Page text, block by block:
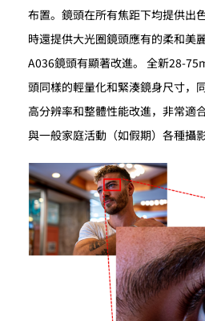
布置。鏡頭在所有焦距下均提供出
時還提供大光圈鏡頭應有的柔和美
A036鏡頭有顯著改進。 全新28-
頭同樣的輕量化和緊湊鏡身尺寸，
高分辨率和整體性能改進，非常適
與一般家庭活動（如假期）各種攝影